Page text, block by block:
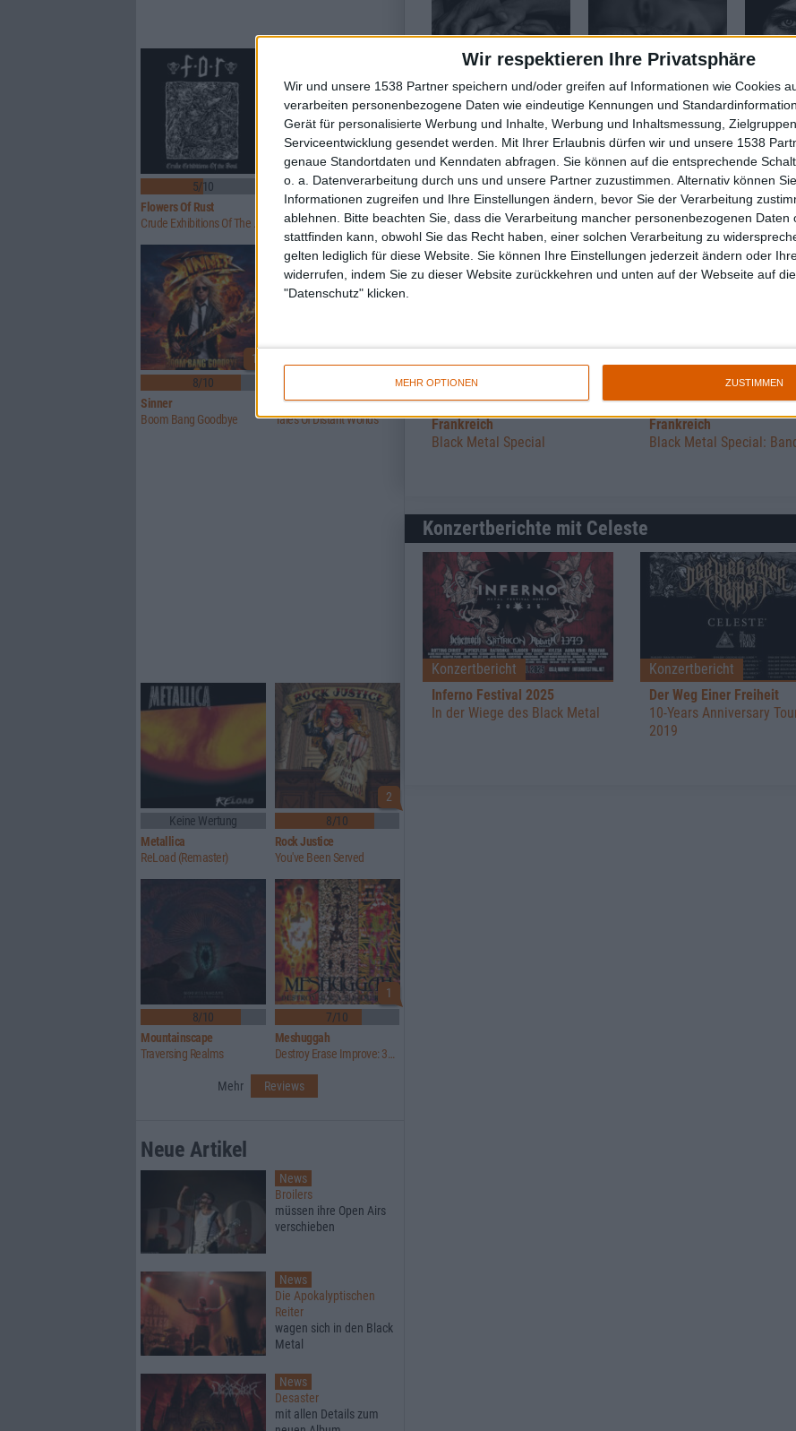
Wir respektieren Ihre Privatsphäre
Wir und unsere 1538 Partner speichern und/oder greifen auf Informationen wie Cookies
verarbeiten personenbezogene Daten wie eindeutige Kennungen und
Gerät für personalisierte Werbung und Inhalte, Werbung und Inhaltsmessung,
Serviceentwicklung gesendet werden.
Mit Ihrer Erlaubnis dürfen wir und unsere 1538
genaue Standortdaten und Kenndaten abfragen. Sie können auf die entsprechende
o. a. Datenverarbeitung durch uns und unsere Partner zuzustimmen. Alternativ können
Informationen zugreifen und Ihre Einstellungen ändern, bevor Sie der Verarbeitung
ablehnen.
Bitte beachten Sie, dass die Verarbeitung mancher personenbezogenen Daten
stattfinden kann, obwohl Sie das Recht haben, einer solchen Verarbeitung zu
gelten lediglich für diese Website. Sie können Ihre Einstellungen jederzeit ändern oder
widerrufen, indem Sie zu dieser Website zurückkehren und unten auf der Webseite auf
"Datenschutz" klicken.
MEHR OPTIONEN ZUSTIMMEN
8/10
Review
Celeste
10
Assassine(s)
9/10
Review
Celeste
Animale(s)
Weitere Artikel zu Celeste
Special
Frankreich
Black Metal Special
Special
Frankreich
Black Metal Special:
Konzertberichte mit Celeste
Konzertbericht
Inferno Festival 2025
In der Wiege des Black Metal
Konzertbericht
Der Weg Einer Freiheit
10-Years Anniversary
2019
5/10
Flowers Of Rust
8/10
Xandria
Eclipse
1
8/10
Sinner
Boom Bang Goodbye
Crusade Of Bards
Tales Of Distant Worlds
Keine Wertung
Metallica
ReLoad (Remaster)
2
8/10
Rock Justice
You've Been Served
8/10
Mountainscape
Traversing Realms
1
7/10
Meshuggah
Destroy Erase Improve: 30th Anniversary Edition
Mehr Reviews
Neue Artikel
News
Broilers
müssen ihre Open Airs
verschieben
News
Die Apokalyptischen
Reiter
wagen sich in den Black
Metal
News
Desaster
mit allen Details zum